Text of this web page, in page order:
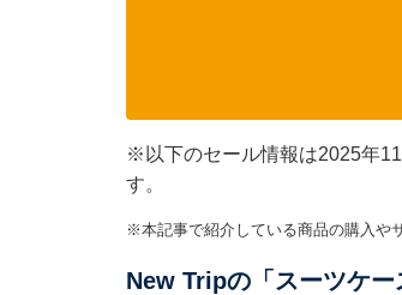
※以下のセール情報は2025年
す。
※本記事で紹介している商品の購入や
New Tripの「スーツケ